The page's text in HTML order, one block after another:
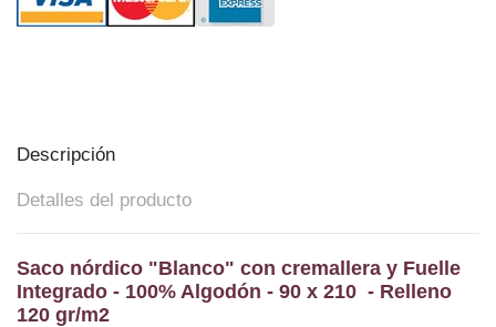
Descripción
Detalles del producto
Saco nórdico "Blanco" con cremallera y Fuelle
Integrado - 100% Algodón - 90 x 210 - Relleno
120 gr/m2